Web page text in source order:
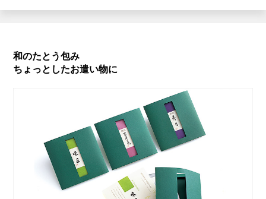
和のたとう包み
ちょっとしたお遣い物に